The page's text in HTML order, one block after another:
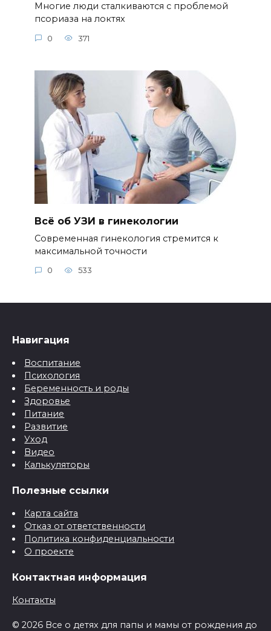
Многие люди сталкиваются с проблемой
псориаза на локтях
0 371
Всё об УЗИ в гинекологии
Современная гинекология стремится к
максимальной точности
0 533
Навигация
Воспитание
Психология
Беременность и роды
Здоровье
Питание
Развитие
Уход
Видео
Калькуляторы
Полезные ссылки
Карта сайта
Отказ от ответственности
Политика конфиденциальности
О проекте
Контактная информация
Контакты
© 2026 Все о детях для папы и мамы от рождения до